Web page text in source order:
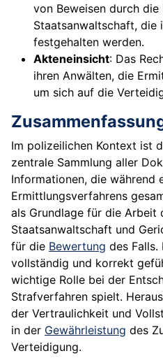
von Beweisen durch die
Staatsanwaltschaft, die
festgehalten werden.
Akteneinsicht: Das
ihren Anwälten, die
um sich auf die
Im polizeilichen Kontext ist
zentrale Sammlung aller
Informationen, die während
Ermittlungsverfahrens
als Grundlage für die Arbeit
Staatsanwaltschaft und
für die Bewertung des Falls.
vollständig und korrekt
wichtige Rolle bei der
Strafverfahren spielt.
der Vertraulichkeit und
in der Gewährleistung des
Verteidigung.